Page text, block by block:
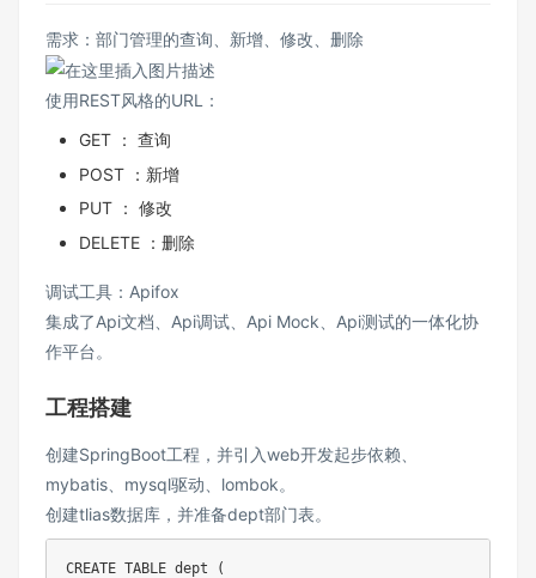
需求：部门管理的查询、新增、修改、删除
使用REST风格的URL：
GET ： 查询
POST ：新增
PUT ： 修改
DELETE ：删除
调试工具： Apifox
集成了Api文档、Api调试、Api Mock、Api测试的一体化协
作平台。
工程搭建
创建SpringBoot工程，并引入web开发起步依赖、
mybatis、mysql驱动、lombok。
创建tlias数据库，并准备dept部门表。
CREATE TABLE dept
(